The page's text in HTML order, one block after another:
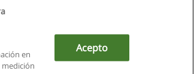
en
Acepto